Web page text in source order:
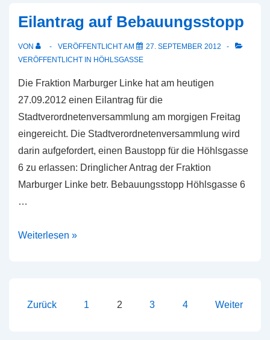
„Klotz“
geht
weiter
Eilantrag auf Bebauungsstopp
VON VERÖFFENTLICHT AM
27. SEPTEMBER 2012
VERÖFFENTLICHT IN HÖHLSGASSE
Die Fraktion Marburger Linke hat am heutigen
27.09.2012 einen Eilantrag für die
Stadtverordnetenversammlung am morgigen Freitag
eingereicht. Die Stadtverordnetenversammlung wird
darin aufgefordert, einen Baustopp für die Höhlsgasse
6 zu erlassen: Dringlicher Antrag der Fraktion
Marburger Linke betr. Bebauungsstopp Höhlsgasse 6
…
Eilantrag
Weiterlesen »
Seitennummerierung
Zurück 1 2 3 4 Weiter